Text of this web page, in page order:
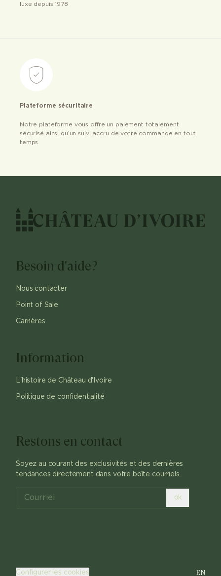
luxe depuis 1978
Plateforme sécuritaire
Notre plateforme vous offre un paiement totalement
sécurisé ainsi qu’un suivi accru de votre commande en tout
temps
Besoin d'aide?
Nous contacter
Point of Sale
Carrières
Information
L'histoire de Château d'Ivoire
Politique de confidentialité
Restons en contact
Soyez au courant des exclusivités et des dernières
tendances directement dans votre boîte courriels.
ok
Configurer les cookies EN